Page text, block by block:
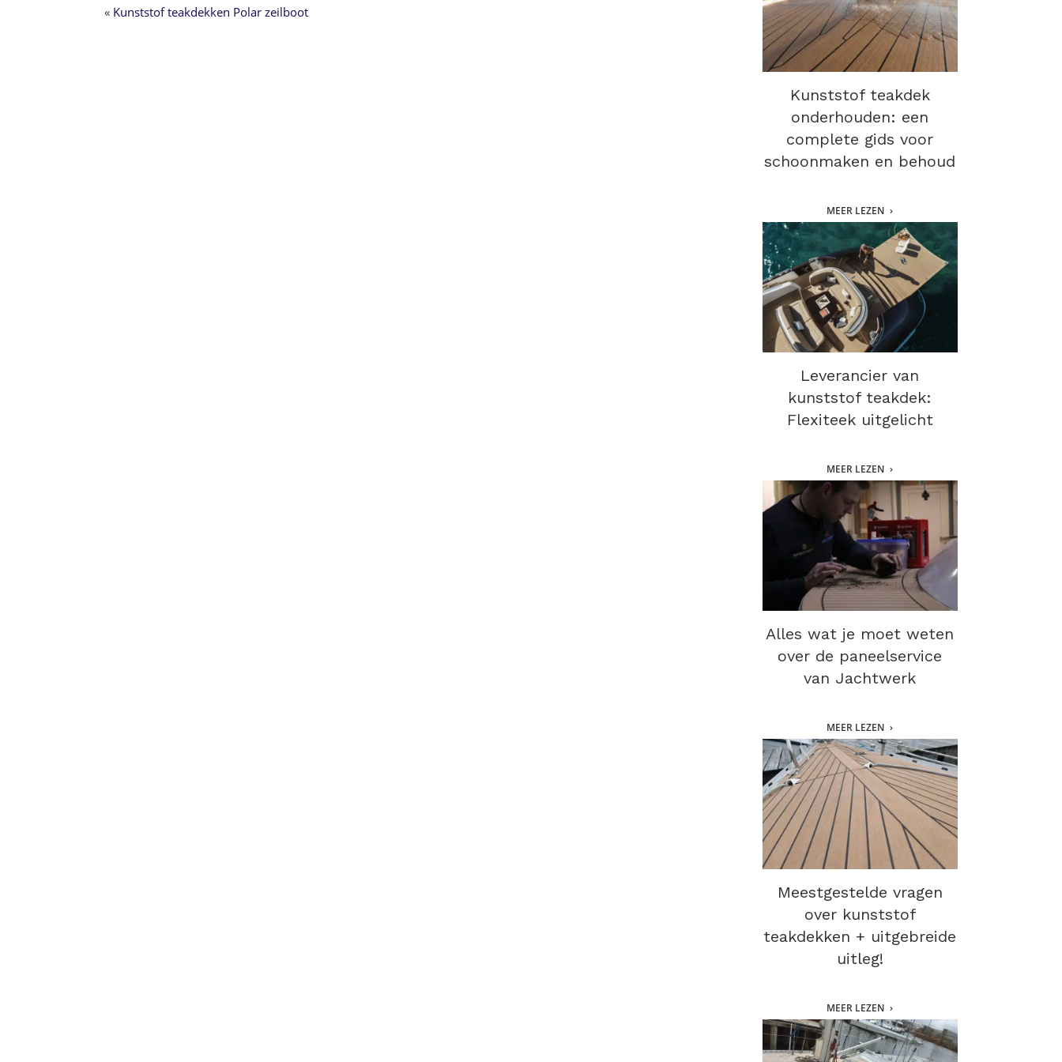
« Kunststof teakdekken Polar zeilboot
Kunststof teakdek
onderhouden: een
complete gids voor
schoonmaken en behoud
MEER LEZEN
Leverancier van
kunststof teakdek:
Flexiteek uitgelicht
MEER LEZEN
Alles wat je moet weten
over de paneelservice
van Jachtwerk
MEER LEZEN
Meestgestelde vragen
over kunststof
teakdekken + uitgebreide
uitleg!
MEER LEZEN